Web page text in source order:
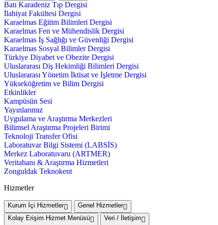
Batı Karadeniz Tıp Dergisi
İlahiyat Fakültesi Dergisi
Karaelmas Eğitim Bilimleri Dergisi
Karaelmas Fen ve Mühendislik Dergisi
Karaelmas İş Sağlığı ve Güvenliği Dergisi
Karaelmas Sosyal Bilimler Dergisi
Türkiye Diyabet ve Obezite Dergisi
Uluslararası Diş Hekimliği Bilimleri Dergisi
Uluslararası Yönetim İktisat ve İşletme Dergisi
Yükseköğretim ve Bilim Dergisi
Etkinlikler
Kampüsün Sesi
Yayınlarımız
Uygulama ve Araştırma Merkezleri
Bilimsel Araştırma Projeleri Birimi
Teknoloji Transfer Ofisi
Laboratuvar Bilgi Sistemi (LABSİS)
Merkez Laboratuvaru (ARTMER)
Veritabanı & Araştırma Hizmetleri
Zonguldak Teknokent
Hizmetler
Kurum İçi Hizmetler
Genel Hizmetler
Kolay Erişim Hizmet Menüsü
Veri / İletişim